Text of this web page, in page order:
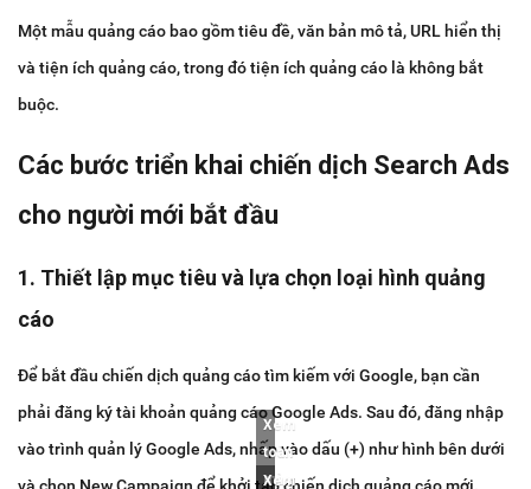
Một mẫu quảng cáo bao gồm tiêu đề, văn bản mô tả, URL hiển thị
và tiện ích quảng cáo, trong đó tiện ích quảng cáo là không bắt
buộc.
Các bước triển khai chiến dịch Search Ads
cho người mới bắt đầu
1. Thiết lập mục tiêu và lựa chọn loại hình quảng
cáo
Để bắt đầu chiến dịch quảng cáo tìm kiếm với Google, bạn cần
phải đăng ký tài khoản quảng cáo Google Ads. Sau đó, đăng nhập
vào trình quản lý Google Ads, nhấp vào dấu (+) như hình bên dưới
và chọn New Campaign để khởi tạo chiến dịch quảng cáo mới.
Xem
toàn
màn
Xem